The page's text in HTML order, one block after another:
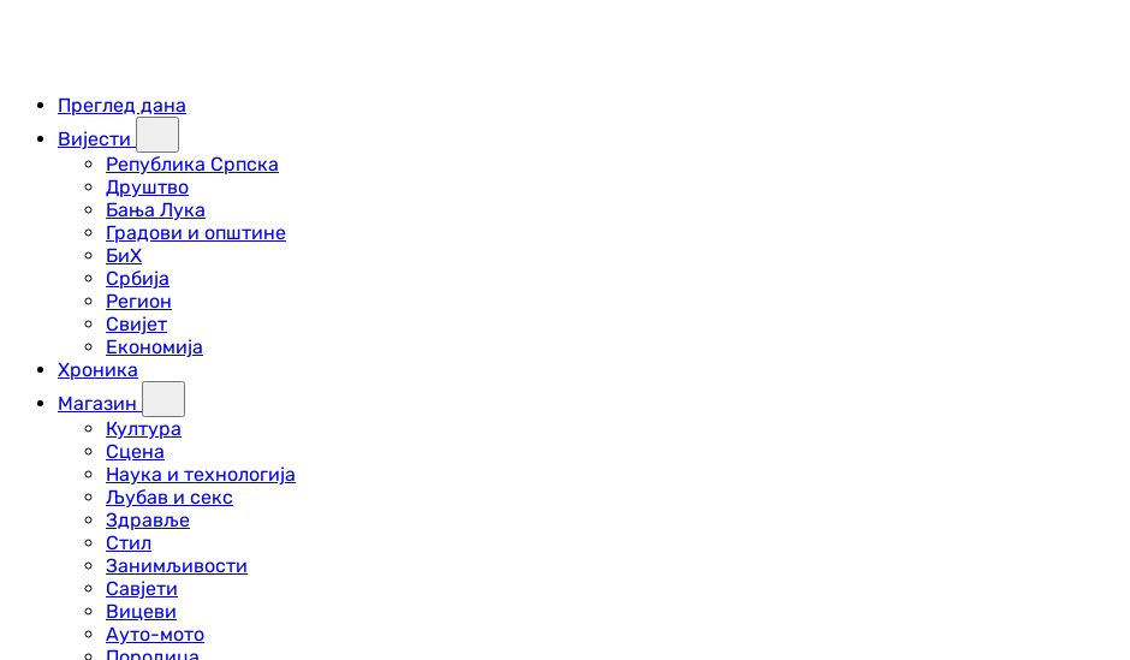
Преглед дана
Вијести
Република Српска
Друштво
Бања Лука
Градови и општине
БиХ
Србија
Регион
Свијет
Економија
Хроника
Магазин
Култура
Сцена
Наука и технологија
Љубав и секс
Здравље
Стил
Занимљивости
Савјети
Вицеви
Ауто-мото